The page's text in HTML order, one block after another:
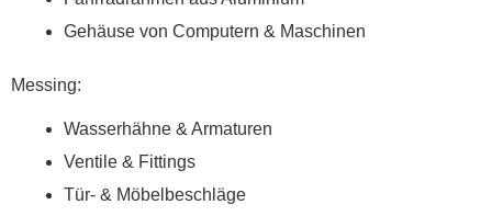
Gehäuse von Computern & Maschinen
Messing:
Wasserhähne & Armaturen
Ventile & Fittings
Tür- & Möbelbeschläge